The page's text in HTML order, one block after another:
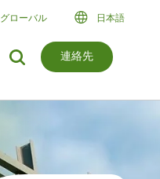
連絡先
グローバル 日本語